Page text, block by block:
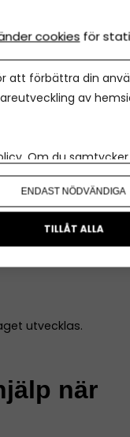
med
bör fungera
bra om
som:
utvecklas.
när
cookies för
att förbättra din
av
. Om du
hittar du den
ENDAST NÖDVÄNDIGA
TILLÅT ALLA